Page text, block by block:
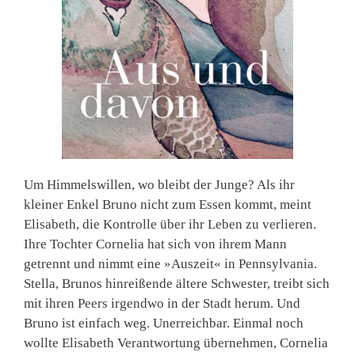
Um Himmelswillen, wo bleibt der Junge? Als ihr
kleiner Enkel Bruno nicht zum Essen kommt, meint
Elisabeth, die Kontrolle über ihr Leben zu verlieren.
Ihre Tochter Cornelia hat sich von ihrem Mann
getrennt und nimmt eine »Auszeit« in Pennsylvania.
Stella, Brunos hinreißende ältere Schwester, treibt sich
mit ihren Peers irgendwo in der Stadt herum. Und
Bruno ist einfach weg. Unerreichbar. Einmal noch
wollte Elisabeth Verantwortung übernehmen, Cornelia